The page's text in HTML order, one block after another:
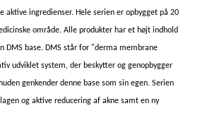
aktive ingredienser. Hele serien er opbygget på 20
område. Alle produkter har et højt indhold
DMS base. DMS står for "derma membrane
udviklet system, der beskytter og genopbygger
genkender denne base som sin egen. Serien
og aktive reducering af akne samt en ny